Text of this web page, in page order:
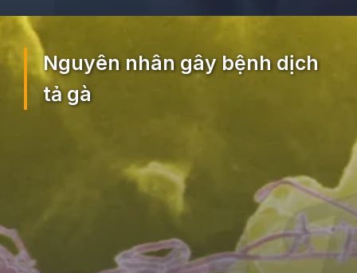
Nguyên nhân gây bệnh dịch
tả gà